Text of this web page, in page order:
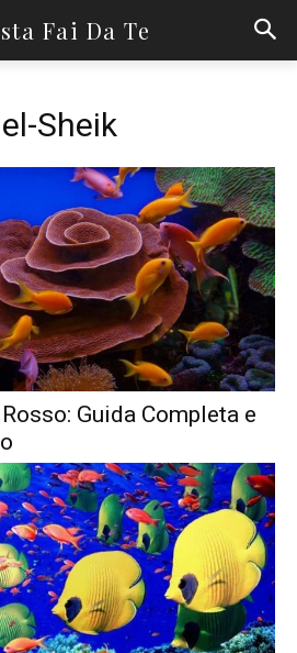
Fai Da Te
Sheik
Guida Completa e